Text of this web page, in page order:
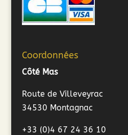
Coordonnées
Côté Mas
Route de Villeveyrac
34530 Montagnac
+33 (0)4 67 24 36 10